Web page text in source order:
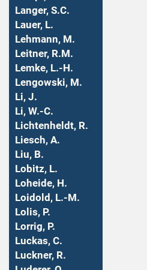
Langer, S.C.
Lauer, L.
Lehmann, M.
Leitner, R.M.
Lemke, L.-H.
Lengowski, M.
Li, J.
Li, W.-C.
Lichtenheldt, R.
Liesch, A.
Liu, B.
Lobitz, L.
Loheide, H.
Loidold, L.-M.
Lolis, P.
Lorrig, P.
Luckas, C.
Luckner, R.